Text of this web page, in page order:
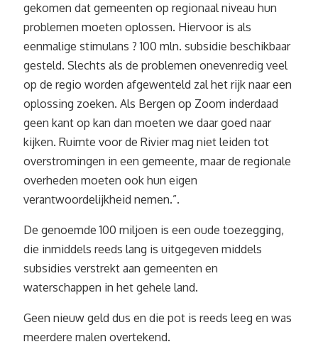
gekomen dat gemeenten op regionaal niveau hun
problemen moeten oplossen. Hiervoor is als
eenmalige stimulans ? 100 mln. subsidie beschikbaar
gesteld. Slechts als de problemen onevenredig veel
op de regio worden afgewenteld zal het rijk naar een
oplossing zoeken. Als Bergen op Zoom inderdaad
geen kant op kan dan moeten we daar goed naar
kijken. Ruimte voor de Rivier mag niet leiden tot
overstromingen in een gemeente, maar de regionale
overheden moeten ook hun eigen
verantwoordelijkheid nemen.”.
De genoemde 100 miljoen is een oude toezegging,
die inmiddels reeds lang is uitgegeven middels
subsidies verstrekt aan gemeenten en
waterschappen in het gehele land.
Geen nieuw geld dus en die pot is reeds leeg en was
meerdere malen overtekend.